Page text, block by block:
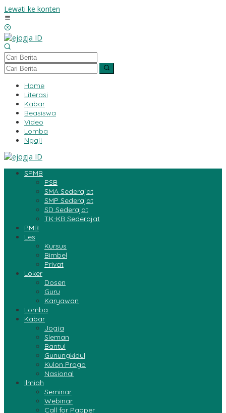
Lewati ke konten
Home
Literasi
Kabar
Beasiswa
Video
Lomba
Ngaji
SPMB
PSB
SMA Sederajat
SMP Sederajat
SD Sederajat
TK-KB Sederajat
PMB
Les
Kursus
Bimbel
Privat
Loker
Dosen
Guru
Karyawan
Lomba
Kabar
Jogja
Sleman
Bantul
Gunungkidul
Kulon Progo
Nasional
Ilmiah
Seminar
Webinar
Call for Papper